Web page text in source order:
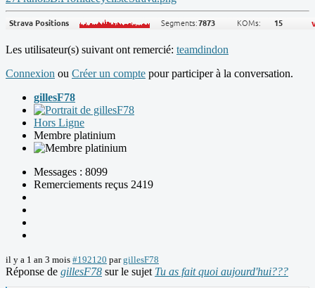
Les utilisateur(s) suivant ont remercié: teamdindon
Connexion ou Créer un compte pour participer à la conversation.
gillesF78
Hors Ligne
Membre platinium
Messages : 8099
Remerciements reçus 2419
il y a 1 an 3 mois #192120 pargillesF78
Réponse de gillesF78 sur le sujet Tu as fait quoi aujourd'hui???